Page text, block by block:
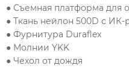
● Съемная платформа для
● Ткань нейлон 500D с
● Фурнитура Duraflex
● Молнии YKK
● Чехол от дождя